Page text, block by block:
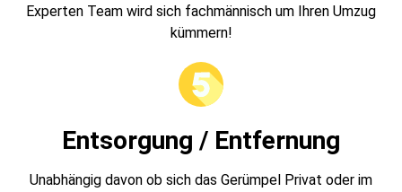
Experten Team wird sich fachmännisch um Ihren Umzug
kümmern!
Entsorgung / Entfernung
Unabhängig davon ob sich das Gerümpel Privat oder im